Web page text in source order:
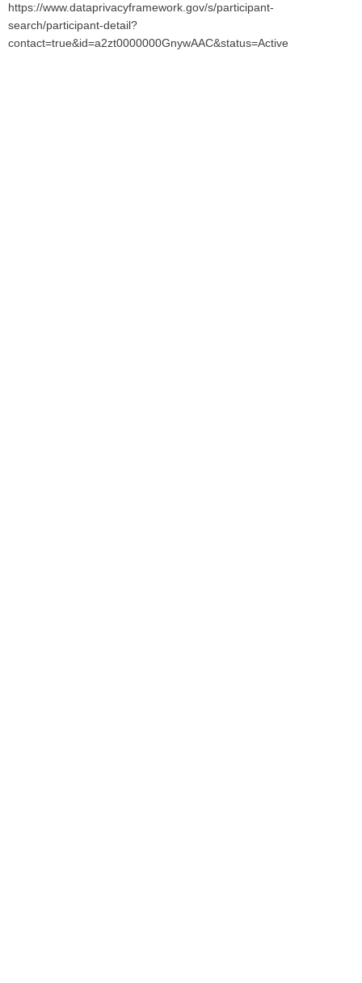
https://www.dataprivacyframework.gov/s/participant-
search/participant-detail?
contact=true&id=a2zt0000000GnywAAC&status=Active